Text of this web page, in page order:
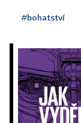
#bohatství